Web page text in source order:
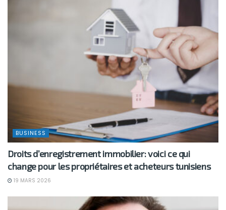
BUSINESS
Droits d’enregistrement immobilier: voici ce qui
change pour les propriétaires et acheteurs tunisiens
19 MARS 2026